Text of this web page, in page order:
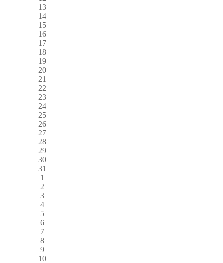
13
14
15
16
17
18
19
20
21
22
23
24
25
26
27
28
29
30
31
1
2
3
4
5
6
7
8
9
10